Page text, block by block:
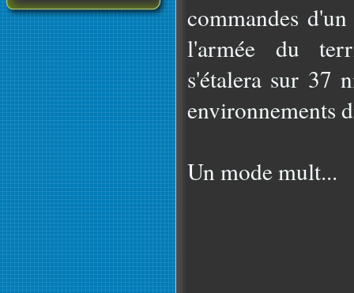
commandes
l'armée du
s'étalera sur 37
environnements
Un mode mult...